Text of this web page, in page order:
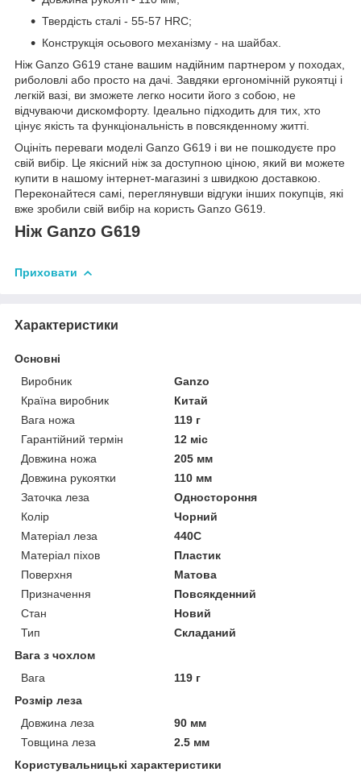
Твердість сталі - 55-57 HRC;
Конструкція осьового механізму - на шайбах.
Ніж Ganzo G619 стане вашим надійним партнером у походах,
риболовлі або просто на дачі. Завдяки ергономічній рукоятці і
легкій вазі, ви зможете легко носити його з собою, не
відчуваючи дискомфорту. Ідеально підходить для тих, хто
цінує якість та функціональність в повсякденному житті.
Оцініть переваги моделі Ganzo G619 і ви не пошкодуєте про
свій вибір. Це якісний ніж за доступною ціною, який ви можете
купити в нашому інтернет-магазині з швидкою доставкою.
Переконайтеся самі, переглянувши відгуки інших покупців, які
вже зробили свій вибір на користь Ganzo G619.
Ніж Ganzo G619
Приховати
Характеристики
Основні
Виробник
Ganzo
Країна виробник
Китай
Вага ножа
119 г
Гарантійний термін
12 міс
Довжина ножа
205 мм
Довжина рукоятки
110 мм
Заточка леза
Одностороння
Колір
Чорний
Матеріал леза
440C
Матеріал піхов
Пластик
Поверхня
Матова
Призначення
Повсякденний
Стан
Новий
Тип
Складаний
Вага з чохлом
Вага
119 г
Розмір леза
Довжина леза
90 мм
Товщина леза
2.5 мм
Користувальницькі характеристики